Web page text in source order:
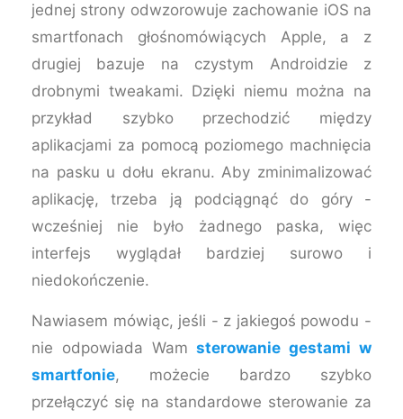
jednej strony odwzorowuje zachowanie iOS na
smartfonach głośnomówiących Apple, a z
drugiej bazuje na czystym Androidzie z
drobnymi tweakami. Dzięki niemu można na
przykład szybko przechodzić między
aplikacjami za pomocą poziomego machnięcia
na pasku u dołu ekranu. Aby zminimalizować
aplikację, trzeba ją podciągnąć do góry -
wcześniej nie było żadnego paska, więc
interfejs wyglądał bardziej surowo i
niedokończenie.
Nawiasem mówiąc, jeśli - z jakiegoś powodu -
nie odpowiada Wamsterowanie gestami w
smartfonie, możecie bardzo szybko
przełączyć się na standardowe sterowanie za